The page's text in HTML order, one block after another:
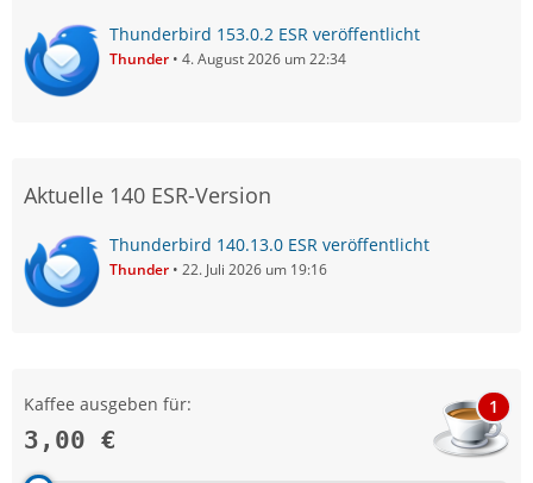
Thunderbird 153.0.2 ESR veröffentlicht
Thunder 4. August 2026 um 22:34
Aktuelle 140 ESR-Version
Thunderbird 140.13.0 ESR veröffentlicht
Thunder 22. Juli 2026 um 19:16
Kaffee ausgeben für:
3,00 €
1